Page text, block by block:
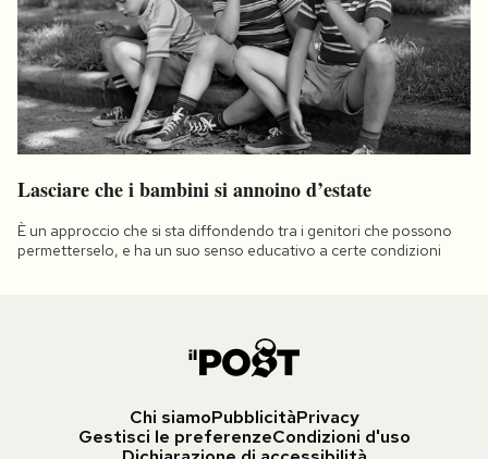
Lasciare che i bambini si annoino d’estate
È un approccio che si sta diffondendo tra i genitori che possono
permetterselo, e ha un suo senso educativo a certe condizioni
Chi siamoPubblicitàPrivacy
Gestisci le preferenzeCondizioni d'uso